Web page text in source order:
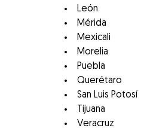
León
Mérida
Mexicali
Morelia
Puebla
Querétaro
San Luis Potosí
Tijuana
Veracruz